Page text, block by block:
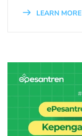
LEARN MORE